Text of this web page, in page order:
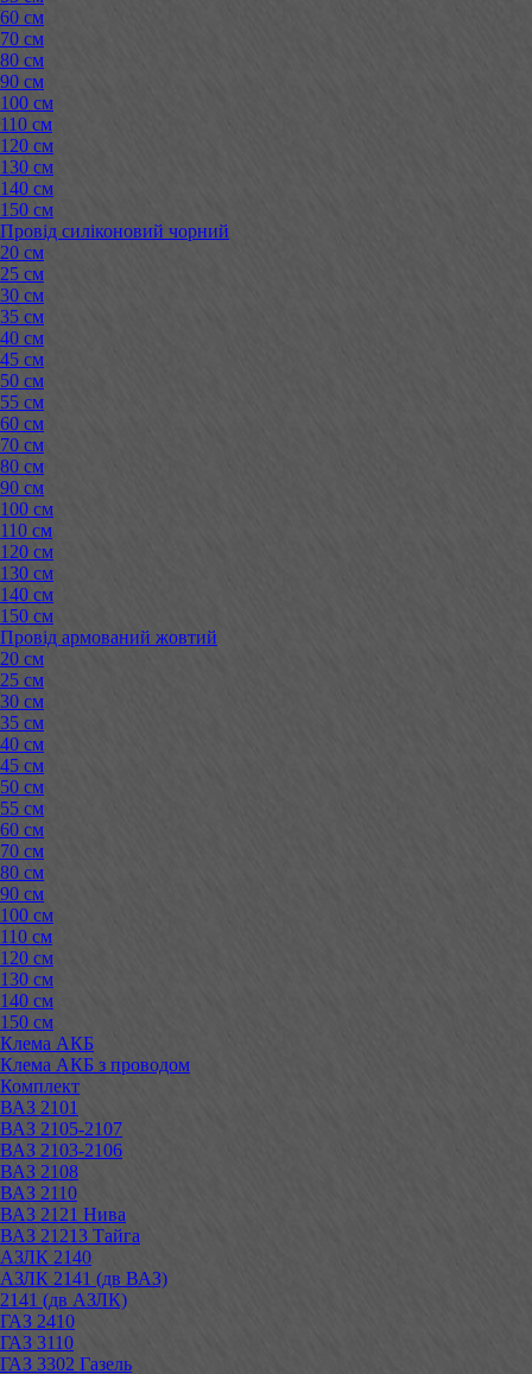
60 см
70 см
80 см
90 см
100 см
110 см
120 см
130 см
140 см
150 см
Провід силіконовий чорний
20 см
25 см
30 см
35 см
40 см
45 см
50 см
55 см
60 см
70 см
80 см
90 см
100 см
110 см
120 см
130 см
140 см
150 см
Провід армований жовтий
20 см
25 см
30 см
35 см
40 см
45 см
50 см
55 см
60 см
70 см
80 см
90 см
100 см
110 см
120 см
130 см
140 см
150 см
Клема АКБ
Клема АКБ з проводом
Комплект
ВАЗ 2101
ВАЗ 2105-2107
ВАЗ 2103-2106
ВАЗ 2108
ВАЗ 2110
ВАЗ 2121 Нива
ВАЗ 21213 Тайга
АЗЛК 2140
АЗЛК 2141 (дв ВАЗ)
2141 (дв АЗЛК)
ГАЗ 2410
ГАЗ 3110
ГАЗ 3302 Газель